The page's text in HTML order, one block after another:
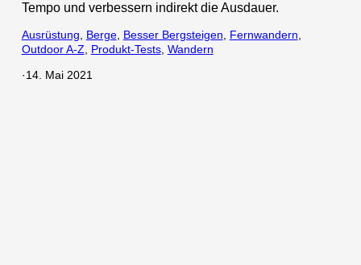
Tempo und verbessern indirekt die Ausdauer.
Ausrüstung Berge, Besser Bergsteigen Fernwandern
Outdoor A-Z
Produkt-Tests, Wandern
·14. Mai 2021